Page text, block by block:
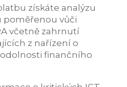
získáte analýzu
poměřenou vůči
včetně zahrnutí
z nařízení o
finančního